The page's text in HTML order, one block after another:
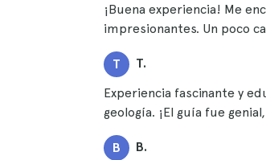
¡Buena experiencia! Me
impresionantes. Un poco
T T.
Experiencia fascinante y
geología. ¡El guía fue
B B.